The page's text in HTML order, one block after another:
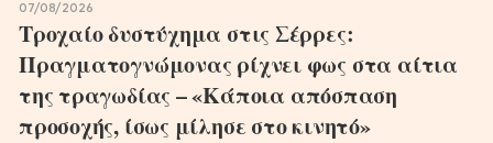
07/08/2026
Τροχαίο δυστύχημα στις Σέρρες:
Πραγματογνώμονας ρίχνει φως στα αίτια
της τραγωδίας – «Κάποια απόσπαση
προσοχής, ίσως μίλησε στο κινητό»